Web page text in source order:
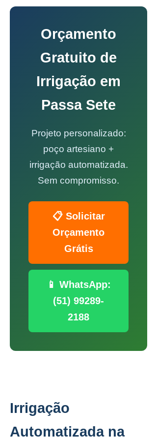
Orçamento
Gratuito de
Irrigação em
Passa Sete
Projeto personalizado:
poço artesiano +
irrigação automatizada.
Sem compromisso.
📋 Solicitar
Orçamento
Grátis
📱 WhatsApp:
(51) 99289-
2188
Irrigação
Automatizada na